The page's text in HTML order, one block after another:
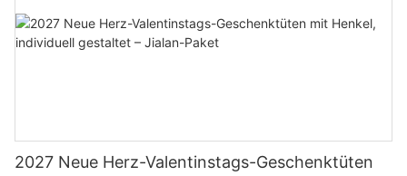
2027 Neue Herz-Valentinstags-Geschenktüten